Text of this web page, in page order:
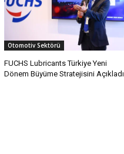
Otomotiv Sektörü
FUCHS Lubricants Türkiye Yeni
Dönem Büyüme Stratejisini Açıkladı